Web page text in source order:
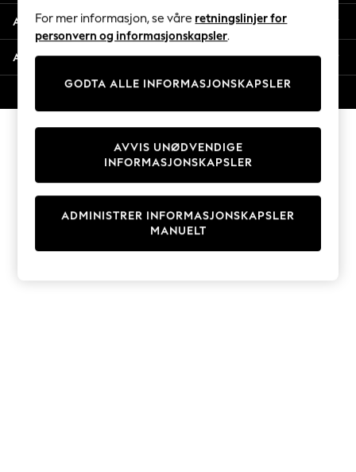
Trending: Clogs
Toy Story
THE SET
Coats & Jackets
Sweatshirts & Hoodies
Knitwear
Cardigans
Dresses
Sets & Outfits
T-Shirts
Avdelinger
Andre tjenester
For mer informasjon, se våre retningslinjer for
personvern og informasjonskapsler.
GODTA ALLE INFORMASJONSKAPSLER
ADMINISTRER INFORMASJONSKAPSLER
MANUELT
AVVIS UNØDVENDIGE
INFORMASJONSKAPSLER